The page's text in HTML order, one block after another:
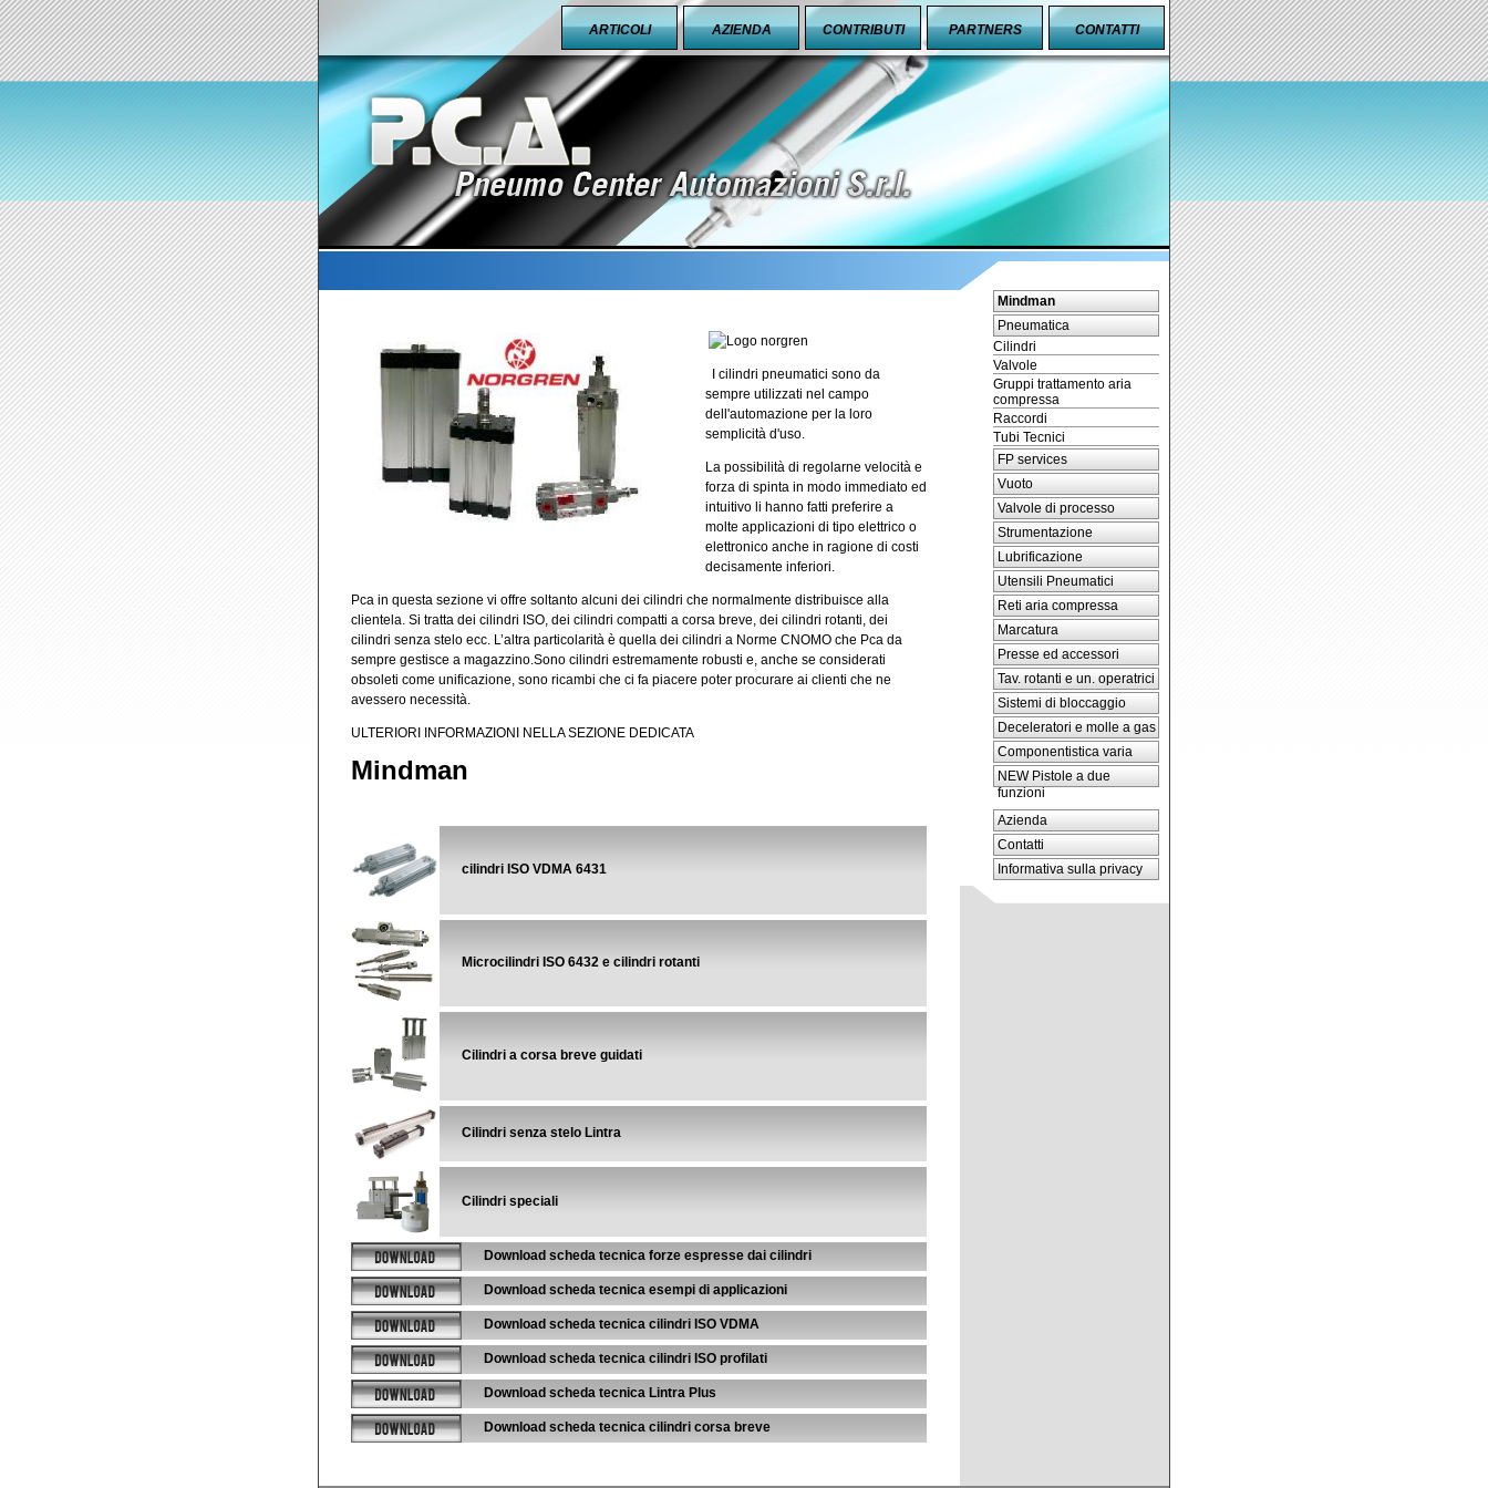
ARTICOLI AZIENDA CONTRIBUTI PARTNERS CONTATTI
I cilindri pneumatici sono da
sempre utilizzati nel campo
dell'automazione per la loro
semplicità d'uso.
La possibilità di regolarne velocità e
forza di spinta in modo immediato ed
intuitivo li hanno fatti preferire a
molte applicazioni di tipo elettrico o
elettronico anche in ragione di costi
decisamente inferiori.
Pca in questa sezione vi offre soltanto alcuni dei cilindri che normalmente distribuisce alla
clientela. Si tratta dei cilindri ISO, dei cilindri compatti a corsa breve, dei cilindri rotanti, dei
cilindri senza stelo ecc. L’altra particolarità è quella dei cilindri a Norme CNOMO che Pca da
sempre gestisce a magazzino.Sono cilindri estremamente robusti e, anche se considerati
obsoleti come unificazione, sono ricambi che ci fa piacere poter procurare ai clienti che ne
avessero necessità.
ULTERIORI INFORMAZIONI NELLA SEZIONE DEDICATA
Mindman
cilindri ISO VDMA 6431
Microcilindri ISO 6432 e cilindri rotanti
Cilindri a corsa breve guidati
Cilindri senza stelo Lintra
Cilindri speciali
Download scheda tecnica forze espresse dai cilindri
Download scheda tecnica esempi di applicazioni
Download scheda tecnica cilindri ISO VDMA
Download scheda tecnica cilindri ISO profilati
Download scheda tecnica Lintra Plus
Download scheda tecnica cilindri corsa breve
Mindman
Pneumatica
Cilindri
Valvole
Gruppi trattamento aria
compressa
Raccordi
Tubi Tecnici
FP services
Vuoto
Valvole di processo
Strumentazione
Lubrificazione
Utensili Pneumatici
Reti aria compressa
Marcatura
Presse ed accessori
Tav. rotanti e un. operatrici
Sistemi di bloccaggio
Deceleratori e molle a gas
Componentistica varia
NEW Pistole a due
funzioni
Azienda
Contatti
Informativa sulla privacy